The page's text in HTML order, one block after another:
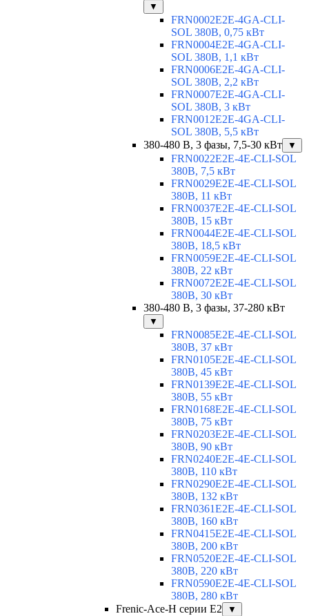
▼
FRN0002E2E-4GA-CLI-
SOL 380В, 0,75 кВт
FRN0004E2E-4GA-CLI-
SOL 380В, 1,1 кВт
FRN0006E2E-4GA-CLI-
SOL 380В, 2,2 кВт
FRN0007E2E-4GA-CLI-
SOL 380В, 3 кВт
FRN0012E2E-4GA-CLI-
SOL 380В, 5,5 кВт
380-480 В, 3 фазы, 7,5-30 кВт
▼
FRN0022E2E-4E-CLI-SOL
380В, 7,5 кВт
FRN0029E2E-4E-CLI-SOL
380В, 11 кВт
FRN0037E2E-4E-CLI-SOL
380В, 15 кВт
FRN0044E2E-4E-CLI-SOL
380В, 18,5 кВт
FRN0059E2E-4E-CLI-SOL
380В, 22 кВт
FRN0072E2E-4E-CLI-SOL
380В, 30 кВт
380-480 В, 3 фазы, 37-280 кВт
▼
FRN0085E2E-4E-CLI-SOL
380В, 37 кВт
FRN0105E2E-4E-CLI-SOL
380В, 45 кВт
FRN0139E2E-4E-CLI-SOL
380В, 55 кВт
FRN0168E2E-4E-CLI-SOL
380В, 75 кВт
FRN0203E2E-4E-CLI-SOL
380В, 90 кВт
FRN0240E2E-4E-CLI-SOL
380В, 110 кВт
FRN0290E2E-4E-CLI-SOL
380В, 132 кВт
FRN0361E2E-4E-CLI-SOL
380В, 160 кВт
FRN0415E2E-4E-CLI-SOL
380В, 200 кВт
FRN0520E2E-4E-CLI-SOL
380В, 220 кВт
FRN0590E2E-4E-CLI-SOL
380В, 280 кВт
Frenic-Ace-H серии E2
▼